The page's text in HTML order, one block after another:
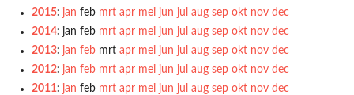
2015: jan feb mrt apr mei jun jul aug sep okt nov dec
2014: jan feb mrt apr mei jun jul aug sep okt nov dec
2013: jan feb mrt apr mei jun jul aug sep okt nov dec
2012: jan feb mrt apr mei jun jul aug sep okt nov dec
2011: jan feb mrt apr mei jun jul aug sep okt nov dec